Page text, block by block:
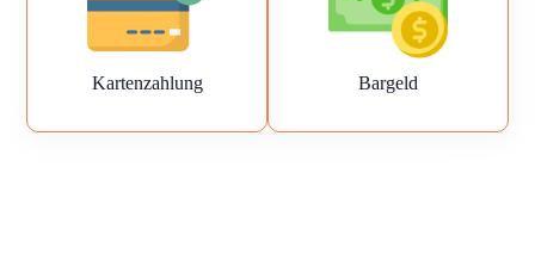
Kartenzahlung Bargeld